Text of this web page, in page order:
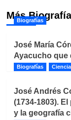
MásBiografías
José María
Ayacucho que
Biografías
José Andrés
(1734-1803).
y la geografía